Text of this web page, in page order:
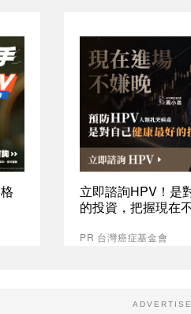
立即諮詢HPV！是
的投資，把握現在
PR 台灣癌症基金會